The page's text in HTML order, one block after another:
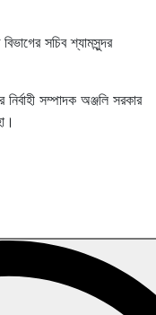
স‌চিব শ্যামসুন্দর
সম্পাদক অঞ্জলি সরকার